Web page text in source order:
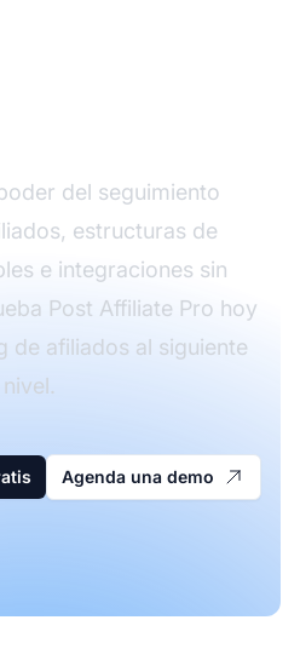
del seguimiento
estructuras de
e integraciones sin
Post Affiliate Pro hoy
de afiliados al siguiente
nivel.
Agenda una demo